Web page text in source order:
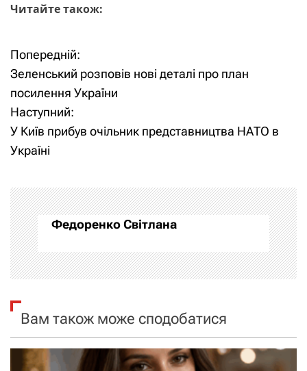
Читайте також:
Н
а
в
і
а
ц
і
а
Попередній:
Зеленський розповів нові деталі про план
посилення України
Наступний:
У Київ прибув очільник представництва НАТО в
Україні
Федоренко Світлана
Вам також може сподобатися